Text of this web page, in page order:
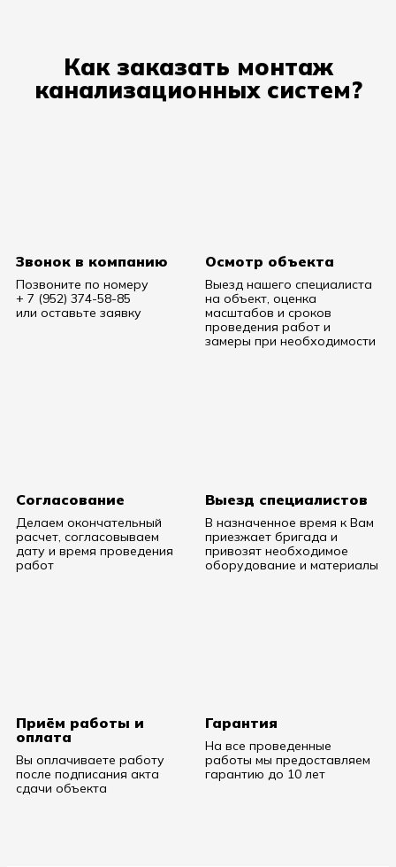
Как заказать монтаж
канализационных систем?
Звонок в компанию
Позвоните по номеру
+ 7 (952) 374-58-85
или оставьте заявку
Осмотр объекта
Выезд нашего специалиста
на объект, оценка
масштабов и сроков
проведения работ и
замеры при необходимости
Согласование
Делаем окончательный
расчет, согласовываем
дату и время проведения
работ
Выезд специалистов
В назначенное время к Вам
приезжает бригада и
привозят необходимое
оборудование и материалы
Приём работы и
оплата
Вы оплачиваете работу
после подписания акта
сдачи объекта
Гарантия
На все проведенные
работы мы предоставляем
гарантию до 10 лет